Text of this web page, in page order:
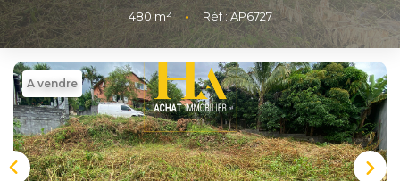
Contact
Nous
Rejoindre
Estimer
480m² • Réf : AP6727
A vendre